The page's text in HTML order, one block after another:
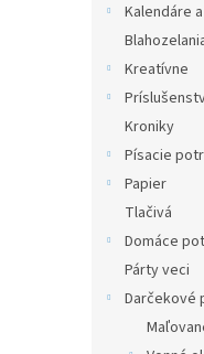
Kalendáre
Kreatívne
Kroniky
Písacie
Papier
Tlačivá
Domáce
Párty veci
Darčekové